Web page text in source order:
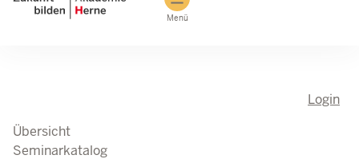
Main navigation
Menü
Login
Übersicht
Seminarkatalog